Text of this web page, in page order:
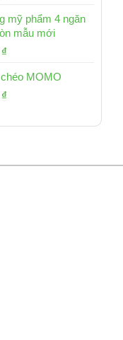
mỹ phẩm 4 ngăn
mẫu mới
₫
tại
MOMO
₫
tại